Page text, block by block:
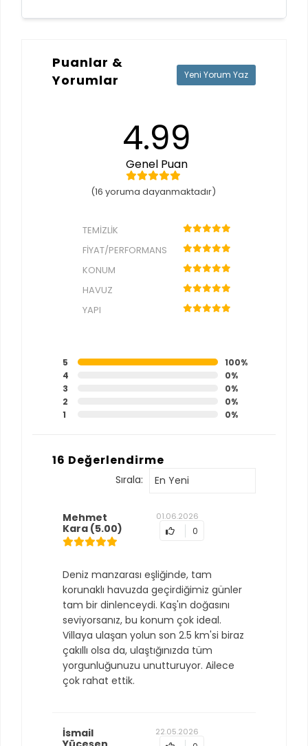
Puanlar &
Yorumlar
Yeni Yorum Yaz
4.99
Genel Puan
(16 yoruma dayanmaktadır)
TEMIZLIK
FIYAT/PERFORMANS
KONUM
HAVUZ
YAPI
5
100%
4
0%
3
0%
2
0%
1
0%
16 Değerlendirme
Sırala: En Yeni
Mehmet
Kara (5.00)
01.06.2026
0
Deniz manzarası eşliğinde, tam
korunaklı havuzda geçirdiğimiz günler
tam bir dinlenceydi. Kaş'ın doğasını
seviyorsanız, bu konum çok ideal.
Villaya ulaşan yolun son 2.5 km'si biraz
çakıllı olsa da, ulaştığınızda tüm
yorgunluğunuzu unutturuyor. Ailece
çok rahat ettik.
İsmail
22.05.2026